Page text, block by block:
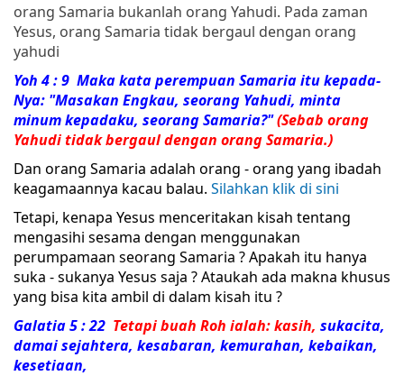
orang Samaria bukanlah orang Yahudi. Pada zaman
Yesus, orang Samaria tidak bergaul dengan orang
yahudi
Yoh 4 : 9 Maka kataperempuan Samariaitu kepada-
Nya: "Masakan Engkau, seorang Yahudi, minta
minum kepadaku, seorangSamaria?"(Sebab orang
Yahudi tidak bergaul dengan orangSamaria.)
Dan orang Samaria adalah orang - orang yang ibadah
keagamaannya kacau balau. Silahkan klik di sini
Tetapi, kenapa Yesus menceritakan kisah tentang
mengasihi sesama dengan menggunakan
perumpamaan seorang Samaria ? Apakah itu hanya
suka - sukanya Yesus saja ? Ataukah ada makna khusus
yang bisa kita ambil di dalam kisah itu ?
Galatia 5 : 22 Tetapibuah Roh ialah: kasih, sukacita,
damai sejahtera, kesabaran, kemurahan, kebaikan,
kesetiaan,